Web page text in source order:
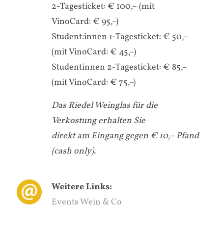
2-Tagesticket: € 100,– (mit
VinoCard: € 95,–)
Student:innen 1-Tagesticket: € 50,–
(mit VinoCard: € 45,–)
Studentinnen 2-Tagesticket: € 85,–
(mit VinoCard: € 75,–)
Das Riedel Weinglas für die
Verkostung erhalten Sie
direkt am Eingang gegen € 10,– Pfand
(cash only).
Weitere Links:
Events Wein & Co